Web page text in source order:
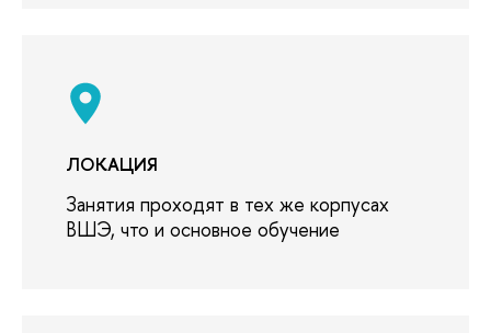
ЛОКАЦИЯ
Занятия проходят в тех же корпусах
ВШЭ, что и основное обучение